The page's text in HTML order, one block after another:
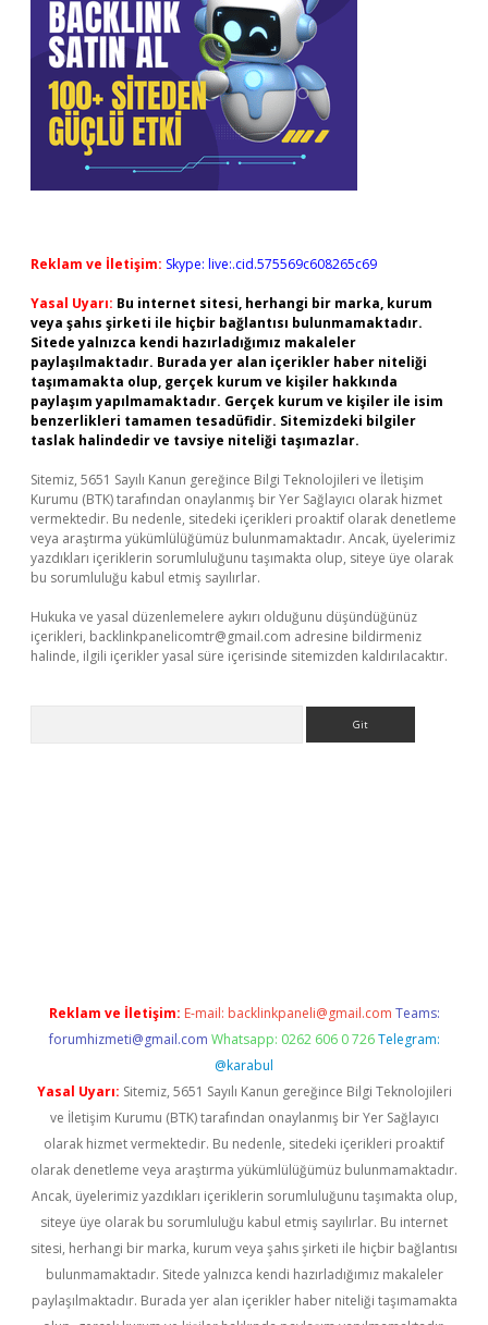
Reklam ve İletişim: Skype: live:.cid.575569c608265c69
Yasal Uyarı: Bu internet sitesi, herhangi bir marka, kurum
veya şahıs şirketi ile hiçbir bağlantısı bulunmamaktadır.
Sitede yalnızca kendi hazırladığımız makaleler
paylaşılmaktadır. Burada yer alan içerikler haber niteliği
taşımamakta olup, gerçek kurum ve kişiler hakkında
paylaşım yapılmamaktadır. Gerçek kurum ve kişiler ile isim
benzerlikleri tamamen tesadüfidir. Sitemizdeki bilgiler
taslak halindedir ve tavsiye niteliği taşımazlar.
Sitemiz, 5651 Sayılı Kanun gereğince Bilgi Teknolojileri ve İletişim
Kurumu (BTK) tarafından onaylanmış bir Yer Sağlayıcı olarak hizmet
vermektedir. Bu nedenle, sitedeki içerikleri proaktif olarak denetleme
veya araştırma yükümlülüğümüz bulunmamaktadır. Ancak, üyelerimiz
yazdıkları içeriklerin sorumluluğunu taşımakta olup, siteye üye olarak
bu sorumluluğu kabul etmiş sayılırlar.
Hukuka ve yasal düzenlemelere aykırı olduğunu düşündüğünüz
içerikleri, backlinkpanelicomtr@gmail.com adresine bildirmeniz
halinde, ilgili içerikler yasal süre içerisinde sitemizden kaldırılacaktır.
Reklam ve İletişim: E-mail: backlinkpaneli@gmail.com Teams:
forumhizmeti@gmail.com Whatsapp: 0262 606 0 726 Telegram:
@karabul
Yasal Uyarı: Sitemiz, 5651 Sayılı Kanun gereğince Bilgi Teknolojileri
ve İletişim Kurumu (BTK) tarafından onaylanmış bir Yer Sağlayıcı
olarak hizmet vermektedir. Bu nedenle, sitedeki içerikleri proaktif
olarak denetleme veya araştırma yükümlülüğümüz bulunmamaktadır.
Ancak, üyelerimiz yazdıkları içeriklerin sorumluluğunu taşımakta olup,
siteye üye olarak bu sorumluluğu kabul etmiş sayılırlar. Bu internet
sitesi, herhangi bir marka, kurum veya şahıs şirketi ile hiçbir bağlantısı
bulunmamaktadır. Sitede yalnızca kendi hazırladığımız makaleler
paylaşılmaktadır. Burada yer alan içerikler haber niteliği taşımamakta